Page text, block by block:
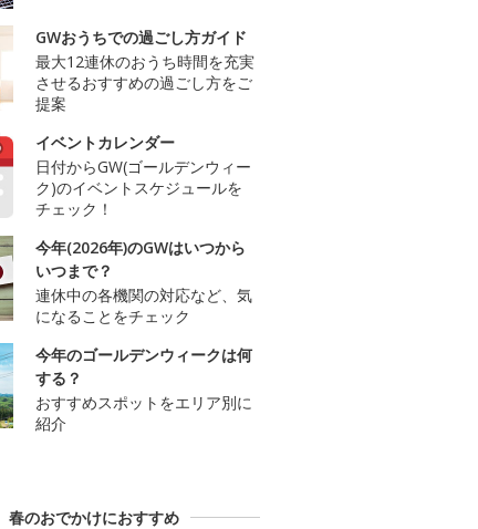
GWおうちでの過ごし方ガイド
最大12連休のおうち時間を充実
させるおすすめの過ごし方をご
提案
イベントカレンダー
日付からGW(ゴールデンウィー
ク)のイベントスケジュールを
チェック！
今年(2026年)のGWはいつから
いつまで？
連休中の各機関の対応など、気
になることをチェック
今年のゴールデンウィークは何
する？
おすすめスポットをエリア別に
紹介
春のおでかけにおすすめ